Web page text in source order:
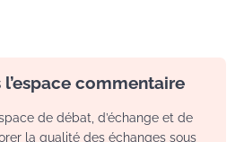
commentaire
de débat, d’échange et de
la qualité des échanges sous